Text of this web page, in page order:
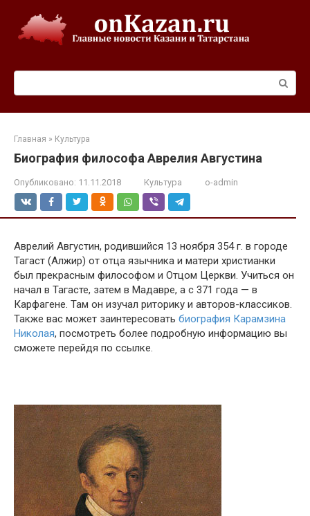
контенту
Главная » Культура
Биография философа Аврелия Августина
Опубликовано: 11.11.2018 Культура o-admin
Аврелий Августин, родившийся 13 ноября 354 г. в городе
Тагаст (Алжир) от отца язычника и матери христианки
был прекрасным философом и Отцом Церкви. Учиться он
начал в Тагасте, затем в Мадавре, а с 371 года — в
Карфагене. Там он изучал риторику и авторов-классиков.
Также вас может заинтересовать биография Карамзина
Николая, посмотреть более подробную информацию вы
сможете перейдя по ссылке.